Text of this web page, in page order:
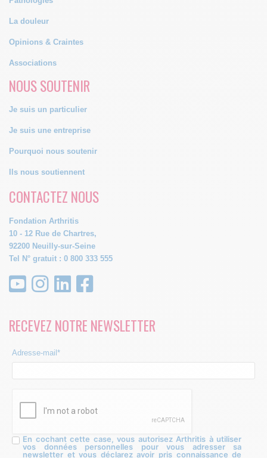
La douleur
Opinions & Craintes
Associations
NOUS SOUTENIR
Je suis un particulier
Je suis une entreprise
Pourquoi nous soutenir
Ils nous soutiennent
CONTACTEZ NOUS
Fondation Arthritis
10 - 12 Rue de Chartres,
92200 Neuilly-sur-Seine
Tel N° gratuit : 0 800 333 555
RECEVEZ NOTRE NEWSLETTER
Adresse-mail*
En cochant cette case, vous autorisez Arthritis à utiliser
vos données personnelles pour vous adresser sa
newsletter et vous déclarez avoir pris connaissance de